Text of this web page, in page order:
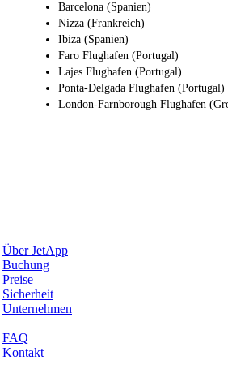
Barcelona (Spanien)
Nizza (Frankreich)
Ibiza (Spanien)
Faro Flughafen (Portugal)
Lajes Flughafen (Portugal)
Ponta-Delgada Flughafen (Portugal)
London-Farnborough Flughafen
Über JetApp
Buchung
Preise
Sicherheit
Unternehmen
FAQ
Kontakt